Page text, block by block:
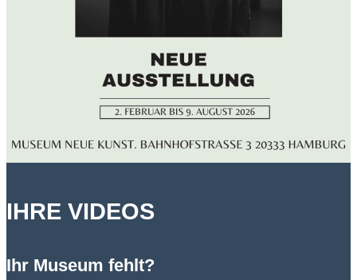
IHRE VIDEOS
Ihr Museum fehlt?